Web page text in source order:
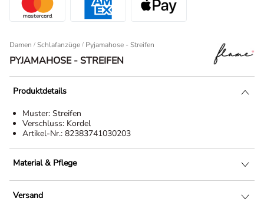
Damen / Schlafanzüge Pyjamahose - Streifen
PYJAMAHOSE - STREIFEN
Produktdetails
Muster: Streifen
Verschluss: Kordel
Artikel-Nr.: 82383741030203
Material & Pflege
Versand